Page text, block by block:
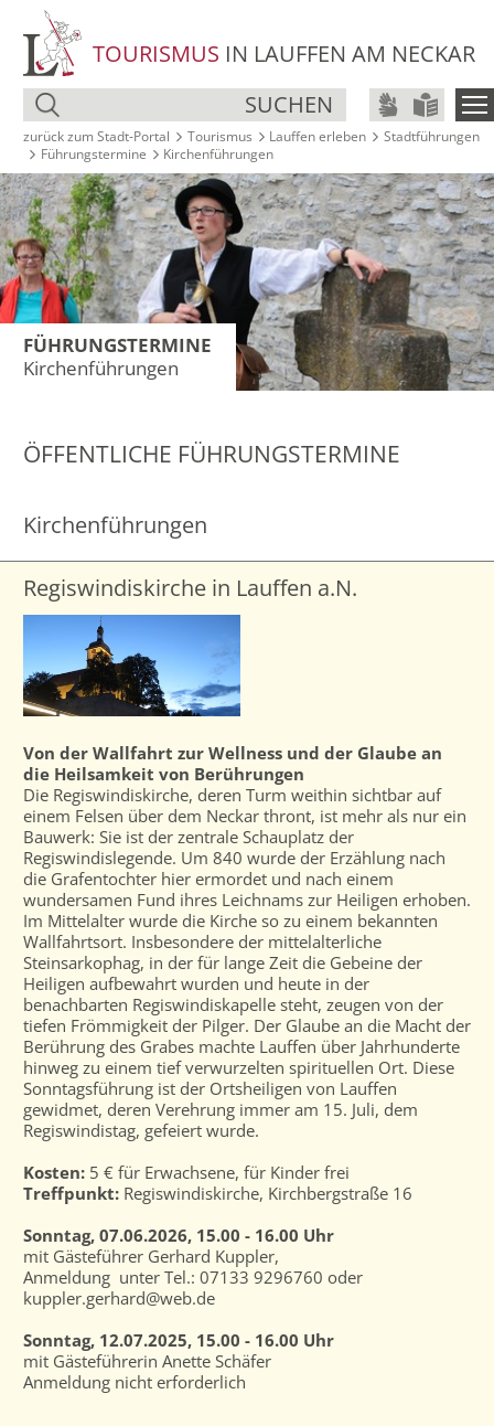
TOURISMUS IN LAUFFEN AM NECKAR
SUCHEN
zurück zum Stadt‑Portal Tourismus Lauffen erleben
Stadt­führungen
Führungs­termine
Kirchen­führungen
FÜHRUNGS­TERMINE
Kirchen­führungen
ÖFFENTLICHE FÜHRUNGSTERMINE
Kirchenführungen
Regiswindiskirche in Lauffen a.N.
Von der Wallfahrt zur Wellness und der Glaube an
die Heilsamkeit von Berührungen
Die Regiswindiskirche, deren Turm weithin sichtbar auf
einem Felsen über dem Neckar thront, ist mehr als nur ein
Bauwerk: Sie ist der zentrale Schauplatz der
Regiswindislegende. Um 840 wurde der Erzählung nach
die Grafentochter hier ermordet und nach einem
wundersamen Fund ihres Leichnams zur Heiligen erhoben.
Im Mittelalter wurde die Kirche so zu einem bekannten
Wallfahrtsort. Insbesondere der mittelalterliche
Steinsarkophag, in der für lange Zeit die Gebeine der
Heiligen aufbewahrt wurden und heute in der
benachbarten Regiswindiskapelle steht, zeugen von der
tiefen Frömmigkeit der Pilger. Der Glaube an die Macht der
Berührung des Grabes machte Lauffen über Jahrhunderte
hinweg zu einem tief verwurzelten spirituellen Ort. Diese
Sonntagsführung ist der Ortsheiligen von Lauffen
gewidmet, deren Verehrung immer am 15. Juli, dem
Regiswindistag, gefeiert wurde.
Kosten: 5 € für Erwachsene, für Kinder frei
Treffpunkt: Regiswindiskirche, Kirchbergstraße 16
Sonntag, 07.06.2026, 15.00 - 16.00 Uhr
mit Gästeführer Gerhard Kuppler,
Anmeldung unter Tel.: 07133 9296760 oder
kuppler.gerhard@web.de
Sonntag, 12.07.2025, 15.00 - 16.00 Uhr
mit Gästeführerin Anette Schäfer
Anmeldung nicht erforderlich